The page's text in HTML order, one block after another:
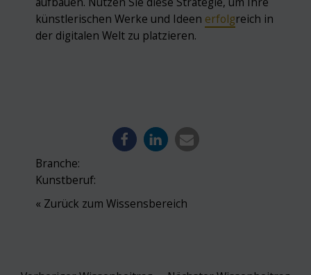
künstlerischen Werke und Ideen erfolgreich in
der digitalen Welt zu platzieren.
Branche:
Kunstberuf:
« Zurück zum Wissensbereich
Post